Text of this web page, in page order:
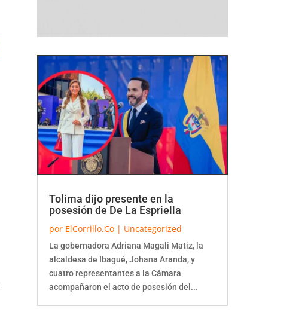
Tolima dijo presente en la
posesión de De La Espriella
por ElCorrillo.Co| Uncategorized
La gobernadora Adriana Magali Matiz, la
alcaldesa de Ibagué, Johana Aranda, y
cuatro representantes a la Cámara
acompañaron el acto de posesión del...